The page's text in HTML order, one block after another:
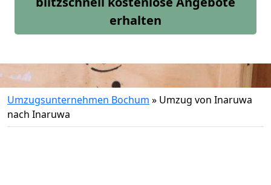
erhalten
Umzugsunternehmen Bochum » Umzug von Inaruwa
nach Inaruwa